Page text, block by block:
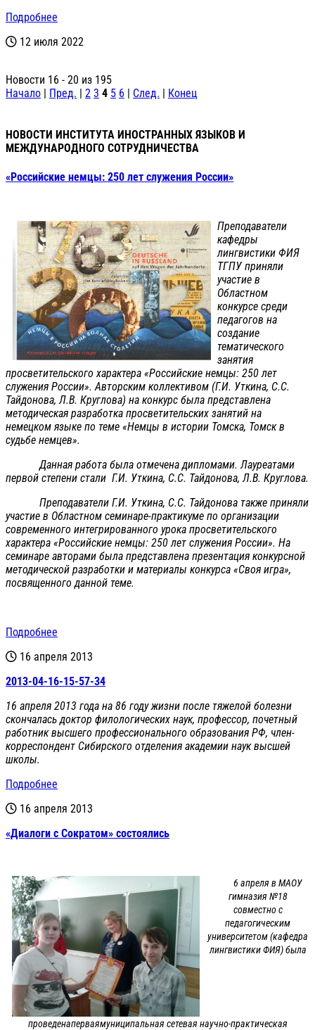
Подробнее
12 июля 2022
Новости 16 - 20 из 195
Начало | Пред. | 2 3 4 5 6 | След. | Конец
НОВОСТИ ИНСТИТУТА ИНОСТРАННЫХ ЯЗЫКОВ И
МЕЖДУНАРОДНОГО СОТРУДНИЧЕСТВА
«Российские немцы: 250 лет служения России»
Преподаватели
кафедры
лингвистики ФИЯ
ТГПУ приняли
участие в
Областном
конкурсе среди
педагогов на
создание
тематического
занятия
просветительского характера «Российские немцы: 250 лет
служения России». Авторским коллективом (Г.И. Уткина, С.С.
Тайдонова, Л.В. Круглова) на конкурс была представлена
методическая разработка просветительских занятий на
немецком языке по теме «Немцы в истории Томска, Томск в
судьбе немцев».
Данная работа была отмечена дипломами. Лауреатами
первой степени стали Г.И. Уткина, С.С. Тайдонова, Л.В. Круглова.
Преподаватели Г.И. Уткина, С.С. Тайдонова также приняли
участие в Областном семинаре-практикуме по организации
современного интегрированного урока просветительского
характера «Российские немцы: 250 лет служения России». На
семинаре авторами была представлена презентация конкурсной
методической разработки и материалы конкурса «Своя игра»,
посвященного данной теме.
Подробнее
16 апреля 2013
2013-04-16-15-57-34
16 апреля 2013 года на 86 году жизни после тяжелой болезни
скончалась доктор филологических наук, профессор, почетный
работник высшего профессионального образования РФ, член-
корреспондент Сибирского отделения академии наук высшей
школы.
Подробнее
16 апреля 2013
«Диалоги с Сократом» состоялись
6 апреля в МАОУ
гимназия №18
совместно с
педагогическим
университетом (кафедра
лингвистики ФИЯ) была
проведенаперваямуниципальная сетевая научно-практическая